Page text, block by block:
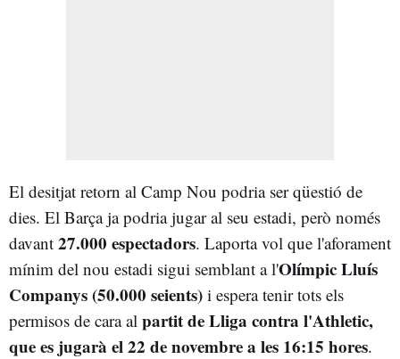
El desitjat retorn al Camp Nou podria ser qüestió de
dies. El Barça ja podria jugar al seu estadi, però només
davant 27.000 espectadors. Laporta vol que l'aforament
mínim del nou estadi sigui semblant a l'Olímpic Lluís
Companys (50.000 seients) i espera tenir tots els
permisos de cara al partit de Lliga contra l'Athletic,
que es jugarà el 22 de novembre a les 16:15 hores.